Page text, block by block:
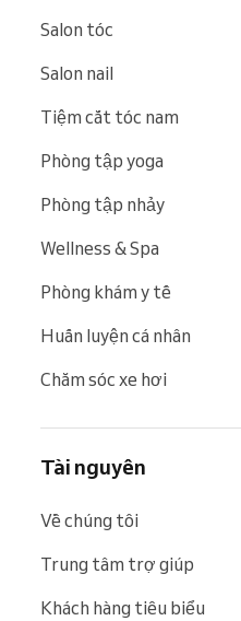
Salon tóc
Salon nail
Tiệm cắt tóc nam
Phòng tập yoga
Phòng tập nhảy
Wellness & Spa
Phòng khám y tế
Huấn luyện cá nhân
Chăm sóc xe hơi
Tài nguyên
Về chúng tôi
Trung tâm trợ giúp
Khách hàng tiêu biểu